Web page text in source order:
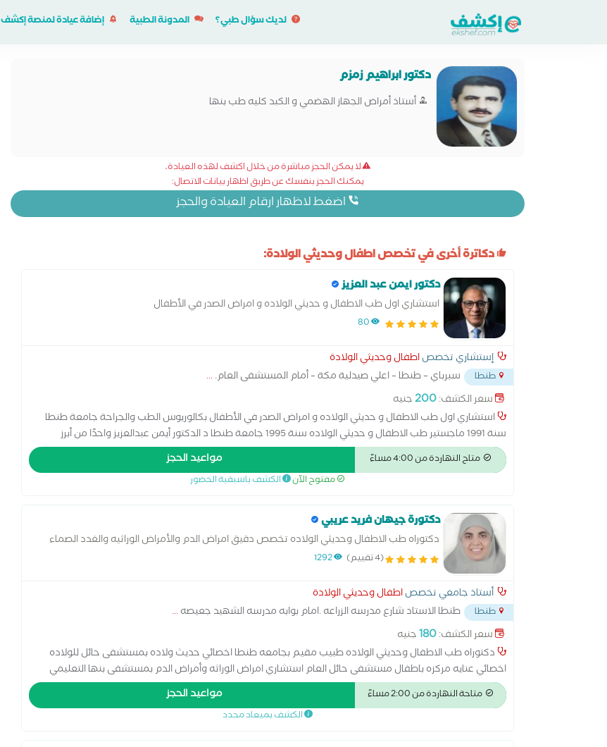
لديك سؤال طبي؟ المدونة الطبية إضافة عيادة لمنصة إكشف
دكتور ابراهيم زمزم
أستاذ أمراض الجهاز الهضمي و الكبد كليه طب بنها
لا يمكن الحجز مباشرة من خلال اكشف لهذه العيادة،
يمكنك الحجز بنفسك عن طريق اظهار بيانات الاتصال:
اضغط لاظهار ارقام العيادة والحجز
دكاترة أخرى في تخصص اطفال وحديثي الولادة:
دكتور ايمن عبد العزيز
استشاري اول طب الاطفال و حديثي الولاده و امراض الصدر في الأطفال
80
إستشاري تخصصاطفال وحديثي الولادة
طنطا سبرباي – طنطا – اعلي صيدلية مكة – أمام المستشفى العام....
سعر الكشف:200جنيه
استشاري اول طب الاطفال و حديثي الولاده و امراض الصدر في الأطفال بكالوريوس الطب والجراحة جامعة طنطا
سنة 1991 ماجستير طب الاطفال و حديثي الولاده سنة 1995 جامعة طنطا د الدكتور أيمن عبدالعزيز واحدًا من أبرز
الأسماء في مجال طب الأطفال وحديثي الولادة بمحافظة الغربية، بخبرة طبية متميزة ورؤية تعتمد على التشخيص
الدقيق والرعاية المتكاملة. ويقدم خدماته الطبية للأطفال من حديثي الولادة وحتى مرحلة المراهقة، مع الاهتمام
متاح النهاردة من 4:00 مساءً مواعيد الحجز
مفتوح الآن الكشف باسبقية الحضور
دكتورة جيهان فريد عريبي
دكتوراه طب الاطفال وحديثي الولاده تخصص دقيق امراض الدم والأمراض الوراثيه والغدد الصماء
(4 تقييم) 1292
أستاذ جامعي تخصصاطفال وحديثي الولادة
طنطا طنطا الاستاد شارع مدرسه الزراعه .امام بوابه مدرسه الشهيد جعيصه...
سعر الكشف:180جنيه
دكتوراه طب الاطفال وحديثي الولاده طبيب مقيم بجامعه طنطا اخصائي حديث ولاده بمستشفى حائل للولاده
اخصائي عنايه مركزه باطفال مستشفى حائل العام استشاري امراض الوراثه وأمراض الدم بمستشفى بنها التعليمي
رئيس وحده الوراثه استشاري حديثي الولاده تخصص دقيق امراض الدم والأمراض الوراثيه والغدد الصماء
متاحة النهاردة من 2:00 مساءً مواعيد الحجز
الكشف بميعاد محدد